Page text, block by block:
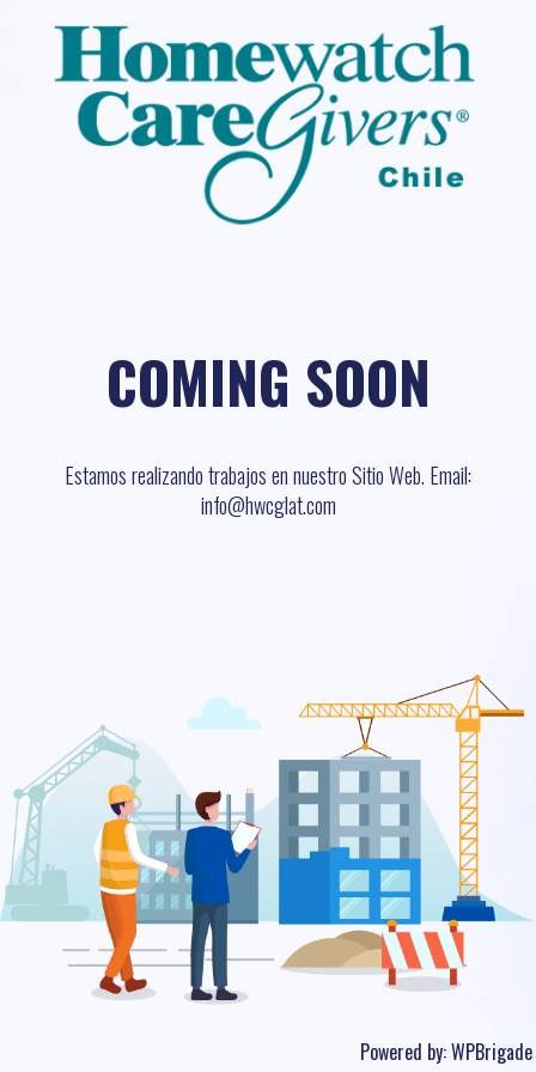
COMING SOON
Estamos realizando trabajos en nuestro Sitio Web. Email:
info@hwcglat.com
Powered by:WPBrigade